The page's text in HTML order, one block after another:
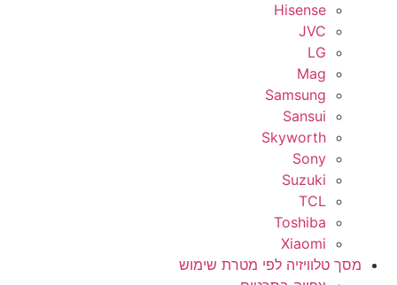
Hisense
JVC
LG
Mag
Samsung
Sansui
Skyworth
Sony
Suzuki
TCL
Toshiba
Xiaomi
מסך טלוויזיה לפי מטרת שימוש